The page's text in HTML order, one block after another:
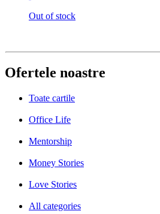
Out of stock
Ofertele noastre
Toate cartile
Office Life
Mentorship
Money Stories
Love Stories
All categories